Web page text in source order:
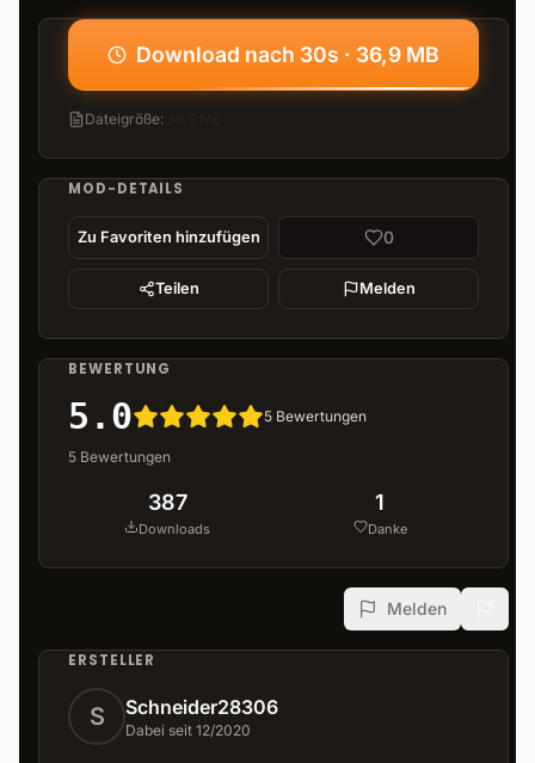
Download nach 30s · 36,9 MB
Dateigröße:
MOD-DETAILS
Zu Favoriten hinzufügen 0
Teilen Melden
BEWERTUNG
5.0 5 Bewertungen
5 Bewertungen
387
Downloads
1
Danke
Melden
ERSTELLER
S Schneider28306
Dabei seit 12/2020